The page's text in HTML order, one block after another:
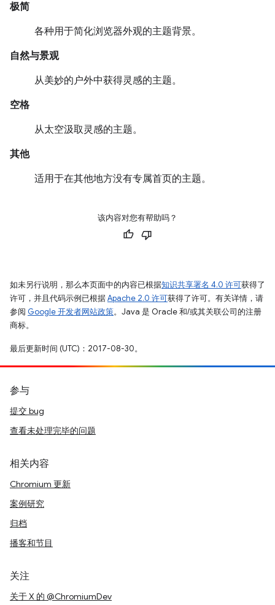
极简
各种用于简化浏览器外观的主题背景。
自然与景观
从美妙的户外中获得灵感的主题。
空格
从太空汲取灵感的主题。
其他
适用于在其他地方没有专属首页的主题。
该内容对您有帮助吗？
如未另行说明，那么本页面中的内容已根据知识共享署名 4.0 许可获得了
许可，并且代码示例已根据Apache 2.0 许可获得了许可。有关详情，请
参阅 Google 开发者网站政策。Java 是 Oracle 和/或其关联公司的注册
商标。
最后更新时间 (UTC)：2017-08-30。
参与
提交 bug
查看未处理完毕的问题
相关内容
Chromium 更新
案例研究
归档
播客和节目
关注
关于 X 的 @ChromiumDev